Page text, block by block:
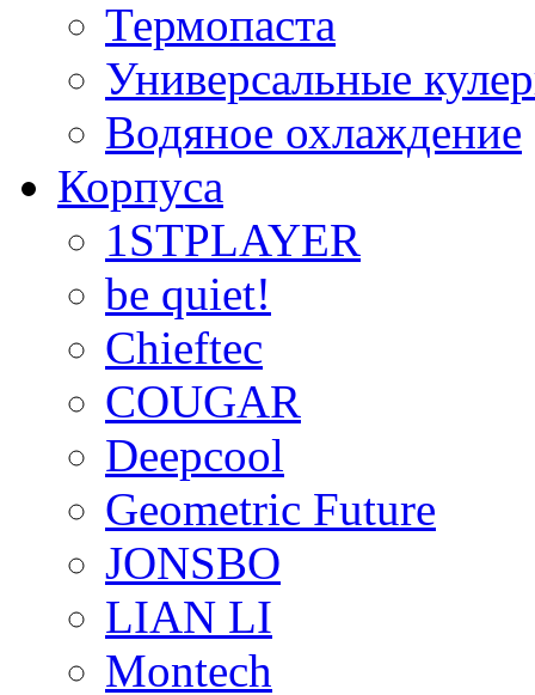
Термопаста
Универсальные
Водяное охлаждение
Корпуса
1STPLAYER
be quiet!
Chieftec
COUGAR
Deepcool
Geometric Future
JONSBO
LIAN LI
Montech